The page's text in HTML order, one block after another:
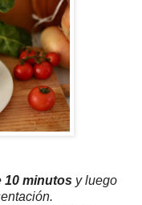
10 minutos y luego